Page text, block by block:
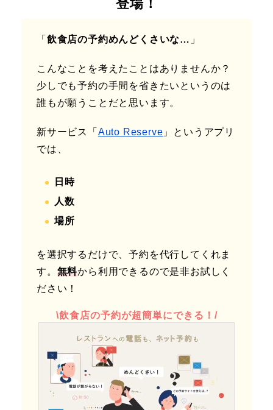
登場！
「 飲食店の予約めんどくさいな… 」
こんなことを考えたことはありませんか？
少しでも予約の手間を省きたいというのは
誰もが願うことだと思います。
新サービス「 Auto Reserve 」というアプリ
では、
日時
人数
場所
を選択するだけで、予約を代行してくれま
す。 無料から利用できるので是非お試しく
ださい！
\飲食店の予約が超簡単にできる！/